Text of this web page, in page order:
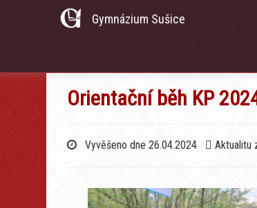
Gymnázium Sušice
Orientační běh KP
Vyvěšeno dne 26.04.2024 Aktualitu